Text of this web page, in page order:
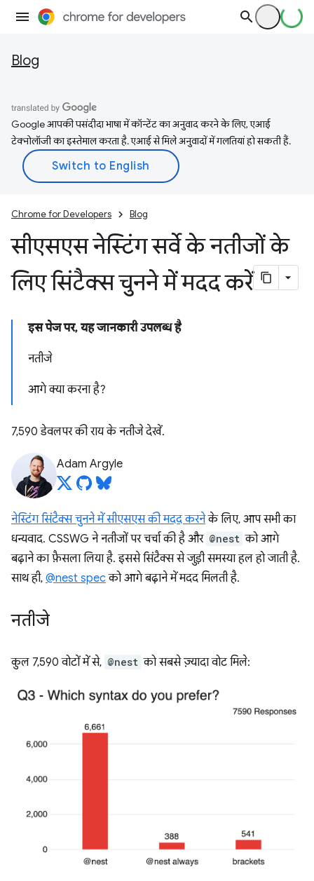
Blog
Google आपकी पसंदीदा भाषा में कॉन्टेंट का अनुवाद करने के लिए, एआई
टेक्नोलॉजी का इस्तेमाल करता है. एआई से मिले अनुवादों में गलतियां हो सकती हैं.
Chrome for Developers Blog
सीएसएस नेस्टिंग सर्वे के नतीजों के
लिए सिंटैक्स चुनने में मदद करें
इस पेज पर, यह जानकारी उपलब्ध है
नतीजे
आगे क्या करना है?
7,590 डेवलपर की राय के नतीजे देखें.
Adam Argyle
नेस्टिंग सिंटैक्स चुनने में सीएसएस की मदद करनेके लिए, आप सभी का
धन्यवाद. CSSWG ने नतीजों पर चर्चा की है और @nest को आगे
बढ़ाने का फ़ैसला लिया है. इससे सिंटैक्स से जुड़ी समस्या हल हो जाती है.
साथ ही, @nest specको आगे बढ़ाने में मदद मिलती है.
नतीजे
कुल 7,590 वोटों में से, @nest को सबसे ज़्यादा वोट मिले: